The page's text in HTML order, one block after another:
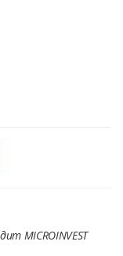
MICROINVEST